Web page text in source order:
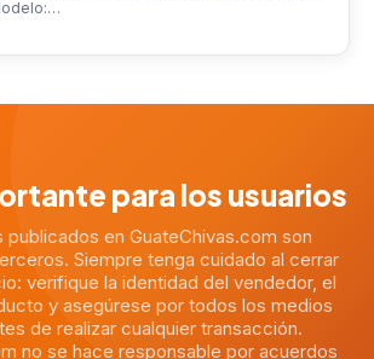
para los usuarios
publicados en GuateChivas.com son
Siempre tenga cuidado al cerrar
verifique la identidad del vendedor, el
y asegúrese por todos los medios
de realizar cualquier transacción.
no se hace responsable por acuerdos